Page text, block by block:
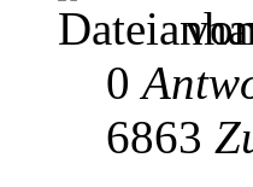
0
6863